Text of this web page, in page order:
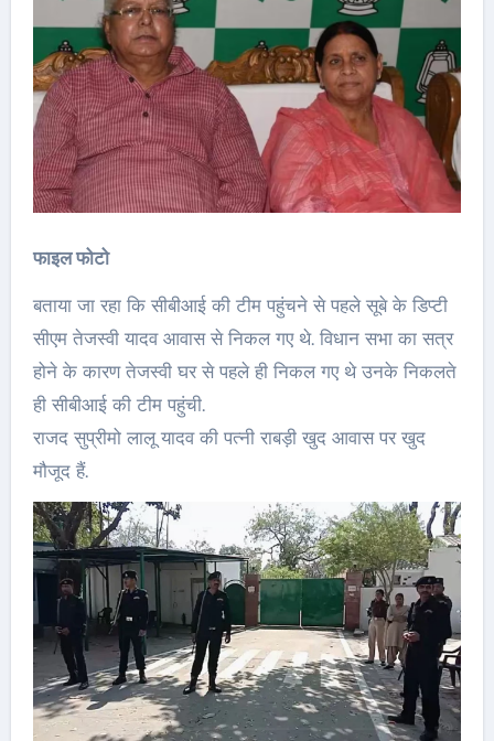
फाइल फोटो
बताया जा रहा कि सीबीआई की टीम पहुंचने से पहले सूबे के डिप्टी
सीएम तेजस्वी यादव आवास से निकल गए थे. विधान सभा का सत्र
होने के कारण तेजस्वी घर से पहले ही निकल गए थे उनके निकलते
ही सीबीआई की टीम पहुंची.
राजद सुप्रीमो लालू यादव की पत्नी राबड़ी खुद आवास पर खुद
मौजूद हैं.